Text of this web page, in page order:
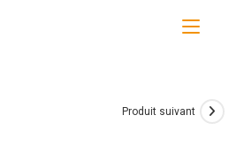
Produit suivant